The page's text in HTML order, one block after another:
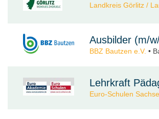
Landkreis Görlitz /
Ausbilder (m/
BBZ Bautzen e.V. •
Lehrkraft
Euro-Schulen